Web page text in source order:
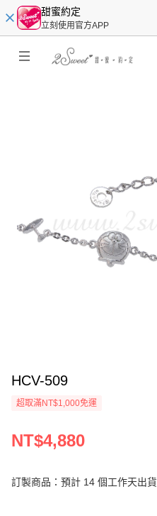
甜蜜約定
立刻使用官方APP
HCV-509
超取滿NT$1,000免運
NT$4,880
訂製商品：預計 14 個工作天出貨